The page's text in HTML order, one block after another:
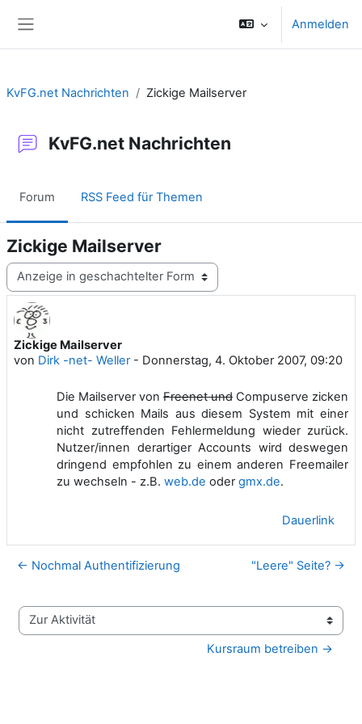
Anmelden
KvFG.net Nachrichten Zickige Mailserver
KvFG.net Nachrichten
Forum RSS Feed für Themen
Zickige Mailserver
Anzeigemodus
Zickige Mailserver
von Dirk -net- Weller- Donnerstag, 4. Oktober 2007, 09:20
Anzahl Antworten: 0
Die Mailserver von Freenet und Compuserve zicken
und schicken Mails aus diesem System mit einer
nicht zutreffenden Fehlermeldung wieder zurück.
Nutzer/innen derartiger Accounts wird deswegen
dringend empfohlen zu einem anderen Freemailer
zu wechseln - z.B. web.de odergmx.de.
Dauerlink
← Nochmal Authentifizierung "Leere" Seite? →
Zur Aktivität
Kursraum betreiben →